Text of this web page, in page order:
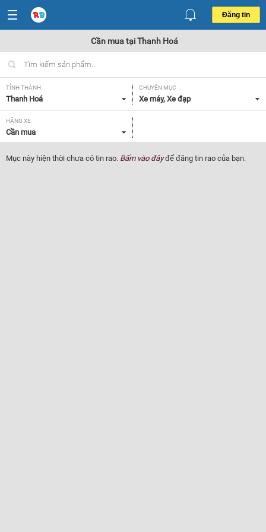
Đăng tin
Cần mua tại Thanh Hoá
TỈNH THÀNH
Thanh Hoá
CHUYÊN MỤC
Xe máy, Xe đạp
HÃNG XE
Cần mua
Mục này hiện thời chưa có tin rao. Bấm vào đâyđể đăng tin rao của bạn.